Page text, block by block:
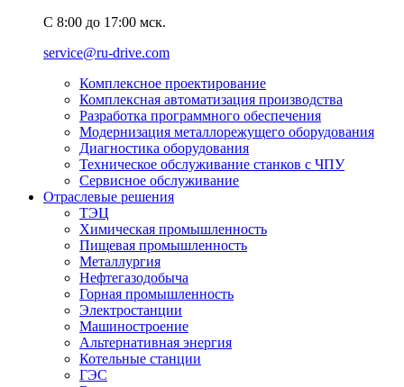
C 8:00 до 17:00 мск.
service@ru-drive.com
Комплексное проектирование
Комплексная автоматизация производства
Разработка программного обеспечения
Модернизация металлорежущего оборудования
Диагностика оборудования
Техническое обслуживание станков с ЧПУ
Сервисное обслуживание
Отраслевые решения
ТЭЦ
Химическая промышленность
Пищевая промышленность
Металлургия
Нефтегазодобыча
Горная промышленность
Электростанции
Машиностроение
Альтернативная энергия
Котельные станции
ГЭС